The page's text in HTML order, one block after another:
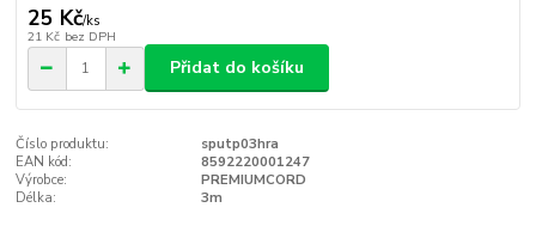
25 Kč/ks
21 Kč bez DPH
Přidat do košíku
Číslo produktu:
sputp03hra
EAN kód:
8592220001247
Výrobce:
PREMIUMCORD
Délka:
3m